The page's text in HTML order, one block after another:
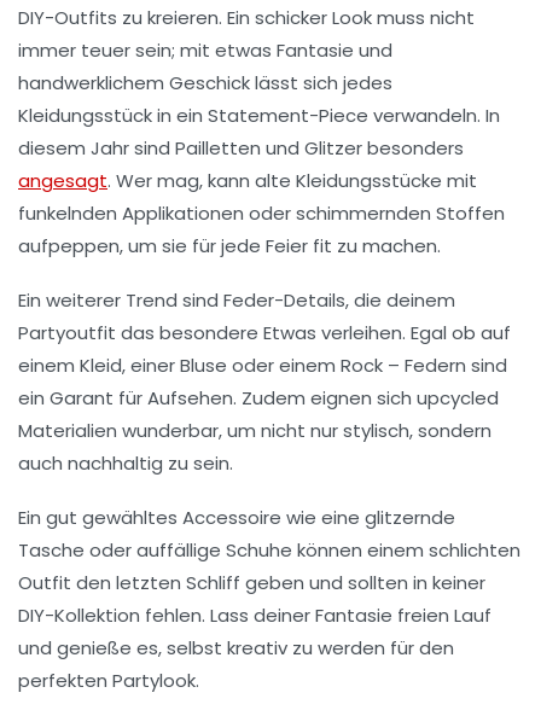
DIY-Outfits zu kreieren. Ein schicker Look muss nicht
immer teuer sein; mit etwas Fantasie und
handwerklichem Geschick lässt sich jedes
Kleidungsstück in ein Statement-Piece verwandeln. In
diesem Jahr sind Pailletten und Glitzerbesonders
angesagt. Wer mag, kann alte Kleidungsstücke mit
funkelnden Applikationen oder schimmernden Stoffen
aufpeppen, um sie für jede Feier fit zu machen.
Ein weiterer Trend sind Feder-Details, die deinem
Partyoutfit das besondere Etwas verleihen. Egal ob auf
einem Kleid, einer Bluse oder einem Rock – Federn sind
ein Garant für Aufsehen. Zudem eignen sich upcycled
Materialien wunderbar, um nicht nur stylisch, sondern
auch nachhaltig zu sein.
Ein gut gewähltes Accessoire wie eine glitzernde
Tasche oder auffällige Schuhe können einem schlichten
Outfit den letzten Schliff geben und sollten in keiner
DIY-Kollektion fehlen. Lass deiner Fantasie freien Lauf
und genieße es, selbst kreativ zu werden für den
perfekten Partylook.